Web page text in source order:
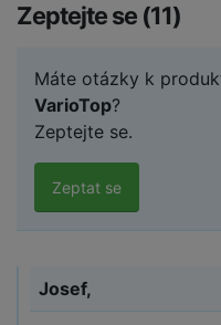
Zeptejte se (11)
Máte otázky k
VarioTop?
Zeptejte se.
Zeptat se
Josef,